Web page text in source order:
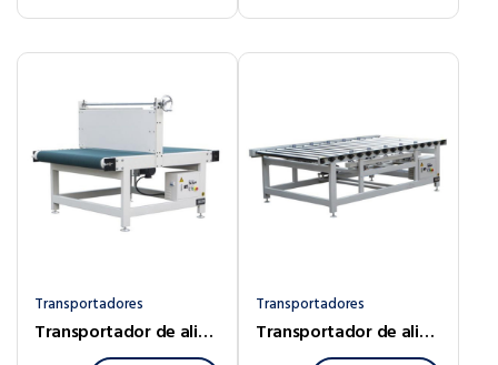
Transportadores
Transportador de alimentación inteligente
Transportadores
Transportador de alineación central